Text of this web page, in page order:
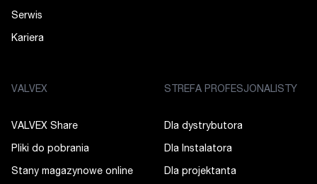
Serwis
Kariera
VALVEX
VALVEX Share
Pliki do pobrania
Stany magazynowe online
STREFA PROFESJONALISTY
Dla dystrybutora
Dla Instalatora
Dla projektanta